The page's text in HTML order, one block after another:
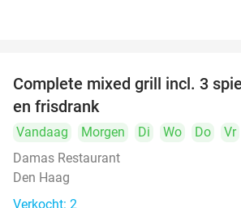
food
food
Complete mixed grill incl. 3
en frisdrank
Vandaag Morgen Di Wo Do Vr
Damas Restaurant
Den Haag
Verkocht: 2